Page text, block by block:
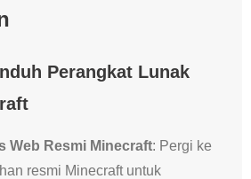
Perangkat Lunak
Web Resmi Minecraft: Pergi ke
resmi Minecraft untuk